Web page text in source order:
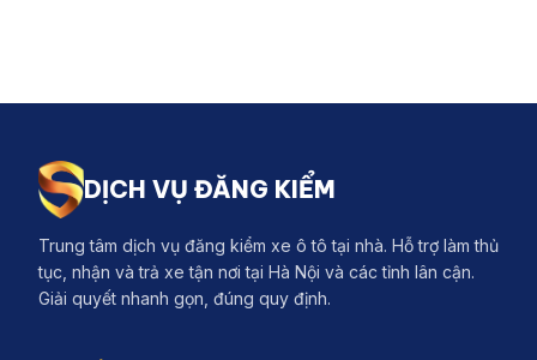
DỊCH VỤ ĐĂNG KIỂM
Trung tâm dịch vụ đăng kiểm xe ô tô tại nhà. Hỗ trợ làm thủ
tục, nhận và trả xe tận nơi tại Hà Nội và các tỉnh lân cận.
Giải quyết nhanh gọn, đúng quy định.